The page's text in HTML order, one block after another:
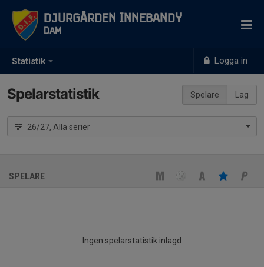
Statistik Logga in
Djurgården Innebandy
Dam
Spelare Lag
Spelarstatistik
26/27, Alla serier
SPELARE
Ingen spelarstatistik inlagd